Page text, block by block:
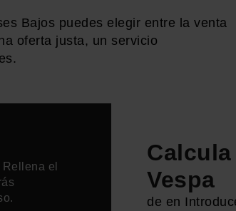
Bajos puedes elegir entre la venta
oferta justa, un servicio
Rellena el
Vespa
de en